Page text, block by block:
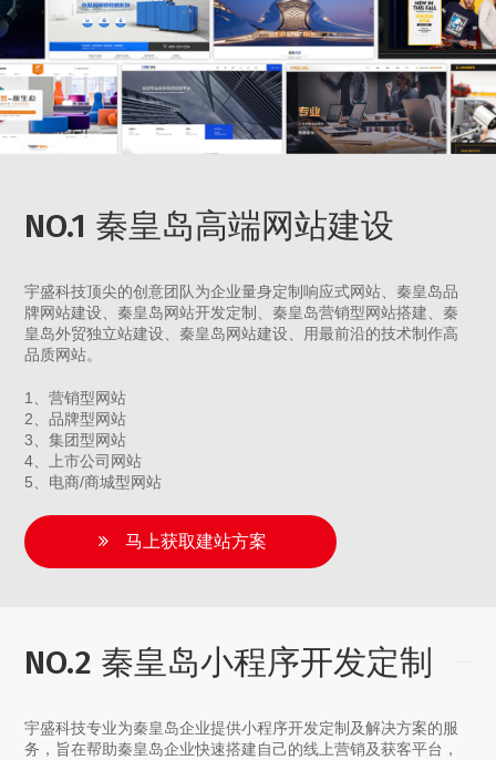
NO.1 秦皇岛高端网站建设
宇盛科技顶尖的创意团队为企业量身定制响应式网站、秦皇岛品
牌网站建设、秦皇岛网站开发定制、秦皇岛营销型网站搭建、秦
皇岛外贸独立站建设、秦皇岛网站建设、用最前沿的技术制作高
品质网站。
1、营销型网站
2、品牌型网站
3、集团型网站
4、上市公司网站
5、电商/商城型网站
马上获取建站方案
NO.2 秦皇岛小程序开发定制
宇盛科技专业为秦皇岛企业提供小程序开发定制及解决方案的服
务，旨在帮助秦皇岛企业快速搭建自己的线上营销及获客平台，